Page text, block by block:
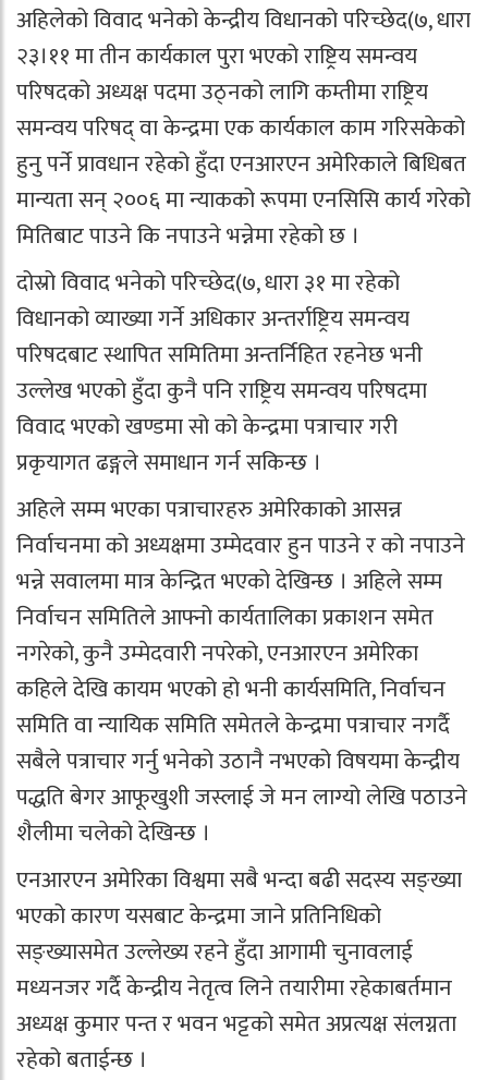
अहिलेको विवाद भनेको केन्द्रीय विधानको परिच्छेद(७, धारा
२३।११ मा तीन कार्यकाल पुरा भएको राष्ट्रिय समन्वय
परिषदको अध्यक्ष पदमा उठ्नको लागि कम्तीमा राष्ट्रिय
समन्वय परिषद् वा केन्द्रमा एक कार्यकाल काम गरिसकेको
हुनु पर्ने प्रावधान रहेको हुँदा एनआरएन अमेरिकाले बिधिबत
मान्यता सन् २००६ मा न्याकको रूपमा एनसिसि कार्य गरेको
मितिबाट पाउने कि नपाउने भन्नेमा रहेको छ ।
दोस्रो विवाद भनेको परिच्छेद(७, धारा ३१ मा रहेको
विधानको व्याख्या गर्ने अधिकार अन्तर्राष्ट्रिय समन्वय
परिषदबाट स्थापित समितिमा अन्तर्निहित रहनेछ भनी
उल्लेख भएको हुँदा कुनै पनि राष्ट्रिय समन्वय परिषदमा
विवाद भएको खण्डमा सो को केन्द्रमा पत्राचार गरी
प्रकृयागत ढङ्गले समाधान गर्न सकिन्छ ।
अहिले सम्म भएका पत्राचारहरु अमेरिकाको आसन्न
निर्वाचनमा को अध्यक्षमा उम्मेदवार हुन पाउने र को नपाउने
भन्ने सवालमा मात्र केन्द्रित भएको देखिन्छ । अहिले सम्म
निर्वाचन समितिले आफ्नो कार्यतालिका प्रकाशन समेत
नगरेको, कुनै उम्मेदवारी नपरेको, एनआरएन अमेरिका
कहिले देखि कायम भएको हो भनी कार्यसमिति, निर्वाचन
समिति वा न्यायिक समिति समेतले केन्द्रमा पत्राचार नगर्दै
सबैले पत्राचार गर्नु भनेको उठानै नभएको विषयमा केन्द्रीय
पद्धति बेगर आफूखुशी जस्लाई जे मन लाग्यो लेखि पठाउने
शैलीमा चलेको देखिन्छ ।
एनआरएन अमेरिका विश्वमा सबै भन्दा बढी सदस्य सङ्ख्या
भएको कारण यसबाट केन्द्रमा जाने प्रतिनिधिको
सङ्ख्यासमेत उल्लेख्य रहने हुँदा आगामी चुनावलाई
मध्यनजर गर्दै केन्द्रीय नेतृत्व लिने तयारीमा रहेकाबर्तमान
अध्यक्ष कुमार पन्त र भवन भट्टको समेत अप्रत्यक्ष संलग्नता
रहेको बताईन्छ ।